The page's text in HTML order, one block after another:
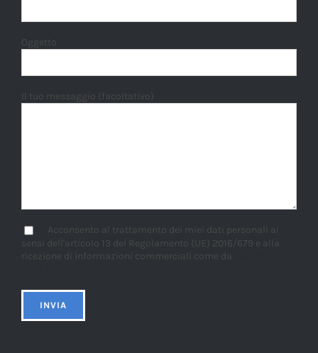
Oggetto
Il tuo messaggio (facoltativo)
Acconsento al trattamento dei miei dati personali ai
sensi dell'articolo 13 del Regolamento (UE) 2016/679 e alla
ricezione di informazioni commerciali come da